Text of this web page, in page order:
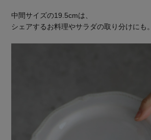
中間サイズの19.5cmは、
シェアするお料理やサラダの取り分けにも。